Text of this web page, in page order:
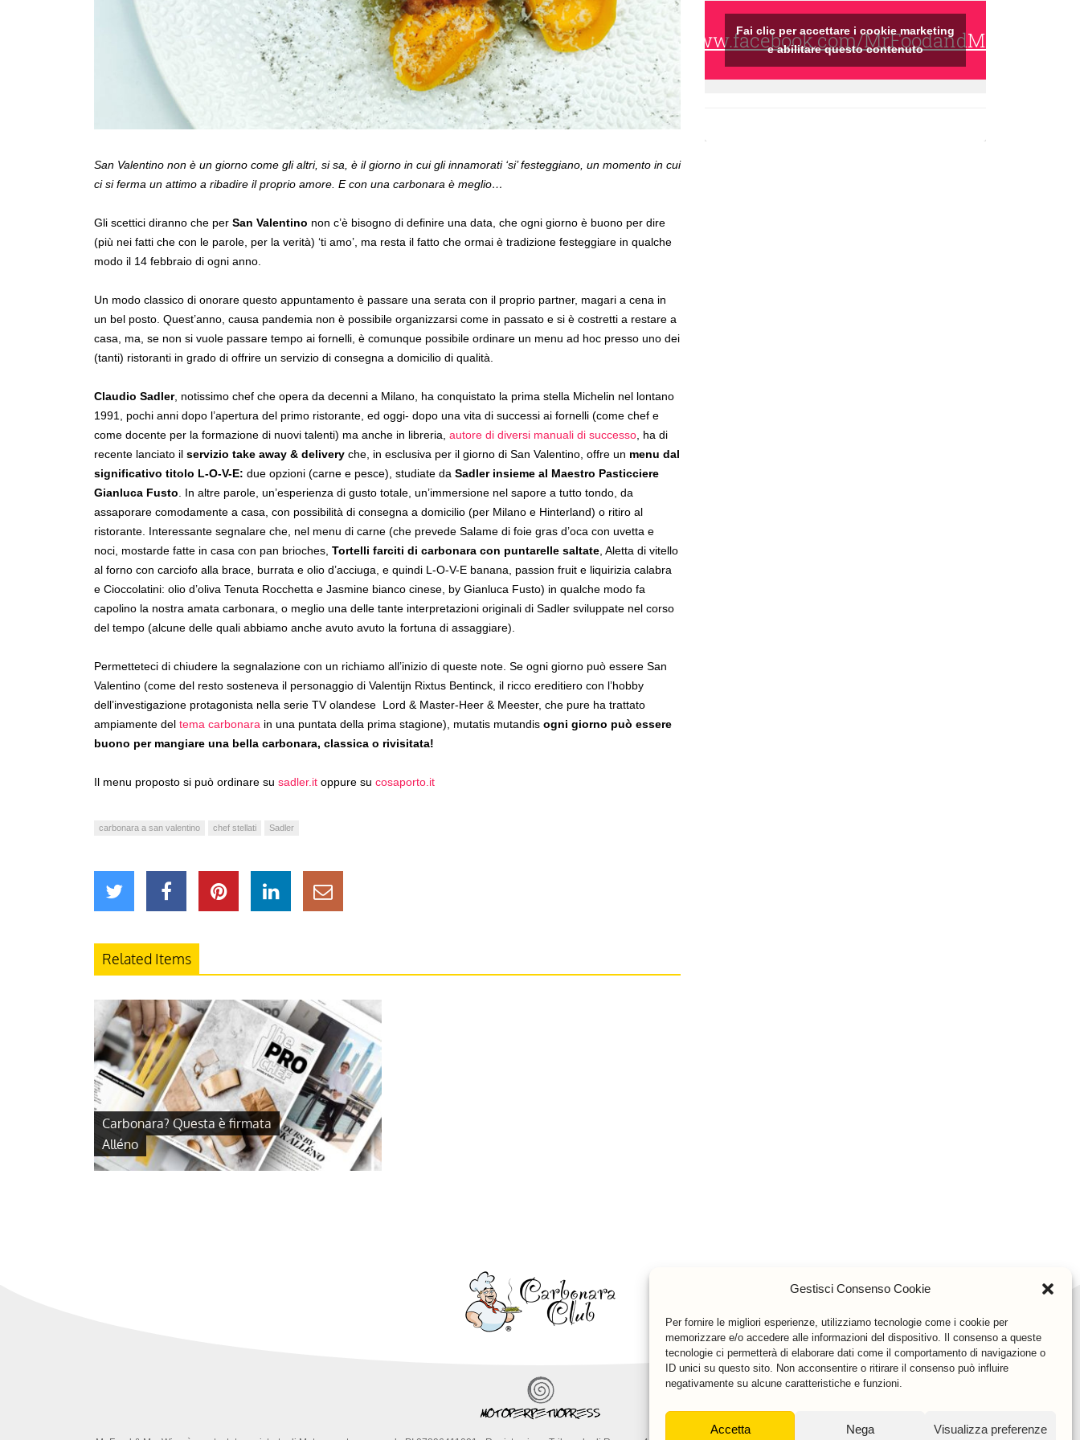
Gestisci Consenso Cookie
Per fornire le migliori esperienze, utilizziamo tecnologie come i cookie per
memorizzare e/o accedere alle informazioni del dispositivo. Il consenso a queste
tecnologie ci permetterà di elaborare dati come il comportamento di navigazione o
ID unici su questo sito. Non acconsentire o ritirare il consenso può influire
negativamente su alcune caratteristiche e funzioni.
Accetta Nega Visualizza preferenze
San Valentino non è un giorno come gli altri, si sa, è il giorno in cui gli innamorati ‘si’ festeggiano, un momento in cui
ci si ferma un attimo a ribadire il proprio amore. E con una carbonara è meglio…
Gli scettici diranno che per San Valentino non c’è bisogno di definire una data, che ogni giorno è buono per dire
(più nei fatti che con le parole, per la verità) ‘ti amo’, ma resta il fatto che ormai è tradizione festeggiare in qualche
modo il 14 febbraio di ogni anno.
Un modo classico di onorare questo appuntamento è passare una serata con il proprio partner, magari a cena in
un bel posto. Quest’anno, causa pandemia non è possibile organizzarsi come in passato e si è costretti a restare a
casa, ma, se non si vuole passare tempo ai fornelli, è comunque possibile ordinare un menu ad hoc presso uno dei
(tanti) ristoranti in grado di offrire un servizio di consegna a domicilio di qualità.
Claudio Sadler, notissimo chef che opera da decenni a Milano, ha conquistato la prima stella Michelin nel lontano
1991, pochi anni dopo l’apertura del primo ristorante, ed oggi- dopo una vita di successi ai fornelli (come chef e
come docente per la formazione di nuovi talenti) ma anche in libreria, autore di diversi manuali di successo, ha di
recente lanciato il servizio take away & delivery che, in esclusiva per il giorno di San Valentino, offre un menu dal
significativo titolo L-O-V-E: due opzioni (carne e pesce), studiate da Sadler insieme al Maestro Pasticciere
Gianluca Fusto. In altre parole, un’esperienza di gusto totale, un’immersione nel sapore a tutto tondo, da
assaporare comodamente a casa, con possibilità di consegna a domicilio (per Milano e Hinterland) o ritiro al
ristorante. Interessante segnalare che, nel menu di carne (che prevede Salame di foie gras d’oca con uvetta e
noci, mostarde fatte in casa con pan brioches, Tortelli farciti di carbonara con puntarelle saltate, Aletta di vitello
al forno con carciofo alla brace, burrata e olio d’acciuga, e quindi L-O-V-E banana, passion fruit e liquirizia calabra
e Cioccolatini: olio d’oliva Tenuta Rocchetta e Jasmine bianco cinese, by Gianluca Fusto) in qualche modo fa
capolino la nostra amata carbonara, o meglio una delle tante interpretazioni originali di Sadler sviluppate nel corso
del tempo (alcune delle quali abbiamo anche avuto avuto la fortuna di assaggiare).
Permetteteci di chiudere la segnalazione con un richiamo all’inizio di queste note. Se ogni giorno può essere San
Valentino (come del resto sosteneva il personaggio di Valentijn Rixtus Bentinck, il ricco ereditiero con l’hobby
dell’investigazione protagonista nella serie TV olandese Lord & Master-Heer & Meester, che pure ha trattato
ampiamente del tema carbonara in una puntata della prima stagione), mutatis mutandis ogni giorno può essere
buono per mangiare una bella carbonara, classica o rivisitata!
Il menu proposto si può ordinare su sadler.it oppure su cosaporto.it
carbonara a san valentino chef stellati Sadler
Related Items
Carbonara? Questa è firmata
Alléno
https://www.facebook.com/MrFoodandMrsWine/
Fai clic per accettare i cookie marketing
e abilitare questo contenuto